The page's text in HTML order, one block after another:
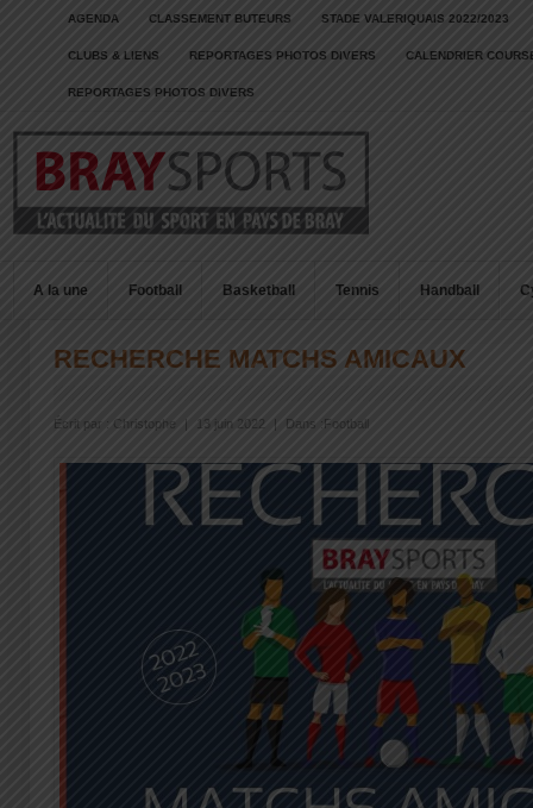
AGENDA CLASSEMENT BUTEURS STADE VALERIQUAIS 2022/2023
CLUBS & LIENS REPORTAGES PHOTOS DIVERS CALENDRIER
REPORTAGES PHOTOS DIVERS
A la une Football Basketball Tennis Handball
RECHERCHE MATCHS AMICAUX
Écrit par : Christophe 13 juin 2022 Dans : Football